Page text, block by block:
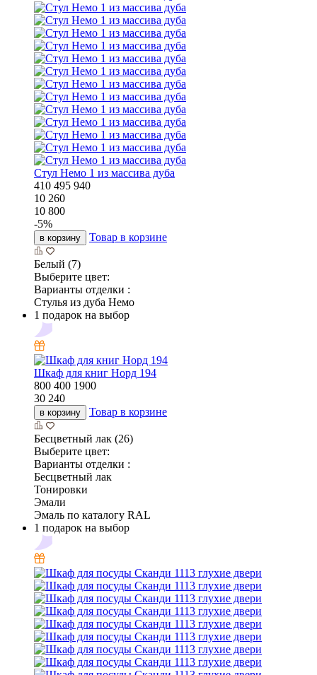
Стул Немо 1 из массива дуба
410 495 940
10 260
10 800
-5%
в корзину Товар в корзине
Белый (7)
Выберите цвет:
Варианты отделки :
Стулья из дуба Немо
1 подарок на выбор
Шкаф для книг Норд 194
800 400 1900
30 240
в корзину Товар в корзине
Бесцветный лак (26)
Выберите цвет:
Варианты отделки :
Бесцветный лак
Тонировки
Эмали
Эмаль по каталогу RAL
1 подарок на выбор